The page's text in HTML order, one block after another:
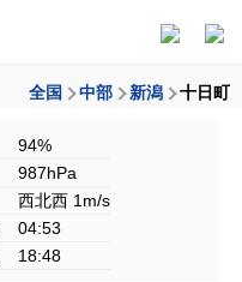
全国 中部 新潟 十日町
94%
987hPa
西北西 1m/s
04:53
18:48